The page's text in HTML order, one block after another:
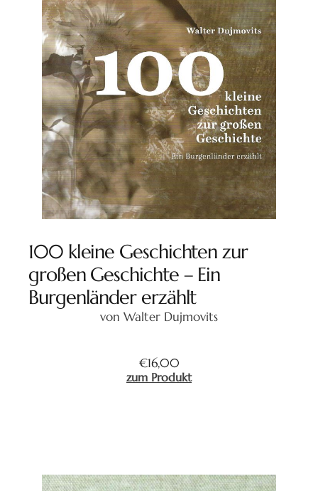
100 kleine Geschichten zur
großen Geschichte – Ein
Burgenländer erzählt
von Walter Dujmovits
€16,00
zum Produkt